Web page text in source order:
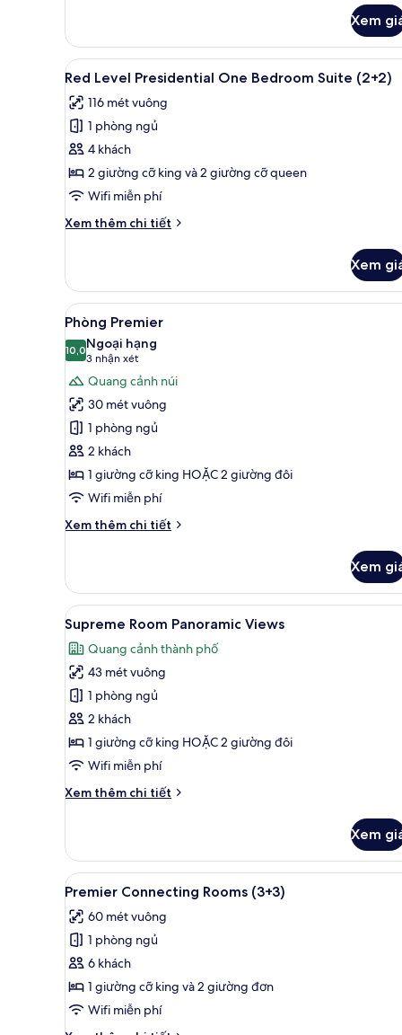
Red
Level
One
Master
Suite
Xem
Xem
tất
cả
ảnh
Red
Level
Presidential
Bedroom
Bộ đồ giường cao cấp,
8
Red Level Presidential One Bedroom Suite (2+2)
116 mét vuông
1 phòng ngủ
4 khách
2 giường cỡ king và 2 giường cỡ queen
Wifi miễn phí
Xem thêm chi tiết
Chi
Red
Level
Presidential
One
Bedroom
Suite
(2+2)
Xem
Xem
tất
cả
ảnh
Phòng
Premier
Bộ đồ giường cao cấp,
4
Phòng Premier
10,010,0 trên 10
Ngoại hạng
3 nhận xét
(3
nhận
xét)
Quang cảnh núi
30 mét vuông
1 phòng ngủ
2 khách
1 giường cỡ king HOẶC 2 giường đôi
Wifi miễn phí
Xem thêm chi tiết
Chi
Phòng
Premier
Xem
Xem
tất
cả
ảnh
Supreme
Room
Panoramic
Views
Bộ đồ giường cao cấp,
6
Supreme Room Panoramic Views
Quang cảnh thành phố
43 mét vuông
1 phòng ngủ
2 khách
1 giường cỡ king HOẶC 2 giường đôi
Wifi miễn phí
Xem thêm chi tiết
Chi
Supreme
Room
Panoramic
Xem
Xem
tất
cả
ảnh
Premier
Connecting
Rooms
Bộ đồ giường cao cấp,
4
Premier Connecting Rooms (3+3)
60 mét vuông
1 phòng ngủ
6 khách
1 giường cỡ king và 2 giường đơn
Wifi miễn phí